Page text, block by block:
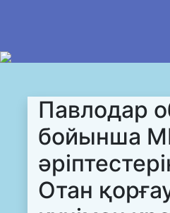
Павлодар
бойынша
Отан